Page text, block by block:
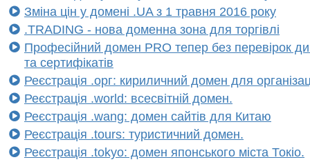
Зміна цін у домені .UA з 1 травня 2016 року
.TRADING - нова доменна зона для торгівлі
Професійний домен PRO тепер без перевірок
та сертифікатів
Реєстрація .орг: кириличний домен для
Реєстрація .world: всесвітній домен.
Реєстрація .wang: домен сайтів для Китаю
Реєстрація .tours: туристичний домен.
Реєстрація .tokyo: домен японського міста Токіо.